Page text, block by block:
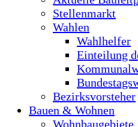
Stellenmarkt
Wahlen
Wahlhelfer
Einteilung
Bezirksvorsteher
Bauen & Wohnen
Wohnbaugebiete